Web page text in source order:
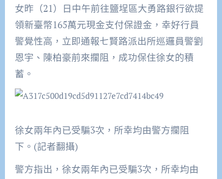
女昨（21）日中午前往鹽埕區大勇路銀行欲提
領新臺幣165萬元現金支付保證金，幸好行員
警覺性高，立即通報七賢路派出所巡邏員警劉
恩宇、陳柏豪前來攔阻，成功保住徐女的積
蓄。
徐女兩年內已受騙3次，所幸均由警方攔阻
下。(記者翻攝)
警方指出，徐女兩年內已受騙3次，所幸均由